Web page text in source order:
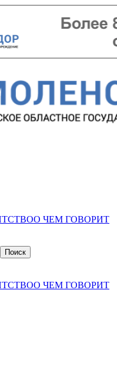
О ЧЕМ ГОВОРИТ
О ЧЕМ ГОВОРИТ